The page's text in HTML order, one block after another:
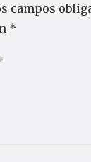
campos
*